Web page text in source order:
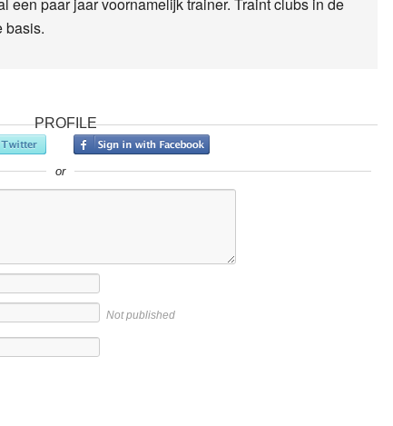
basis.
PROFILE
or
Not published